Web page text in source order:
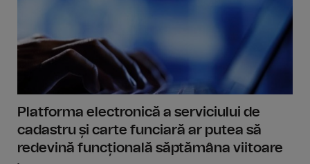
Platforma electronică a serviciului de
cadastru și carte funciară ar putea să
redevină funcțională săptămâna viitoare